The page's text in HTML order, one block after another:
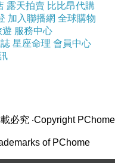
的義工啦！
了，很快。
利益，才是招
露天拍賣 比比昂代購
加入聯播網 全球購物
遊 服務中心
星座命理 會員中心
必究 ‧Copyright PChome
of PChome